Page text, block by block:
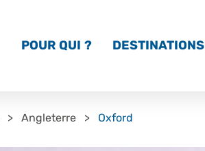
POUR QUI ? DESTINATIONS
Angleterre Oxford